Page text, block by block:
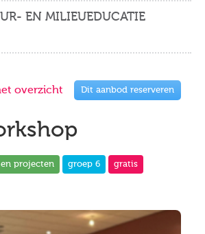
EN MILIEUEDUCATIE
overzicht Dit aanbod reserveren
en projecten groep 6 gratis